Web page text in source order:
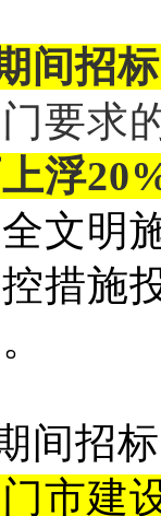
间招
要求
浮
文明
措施
间招
市建